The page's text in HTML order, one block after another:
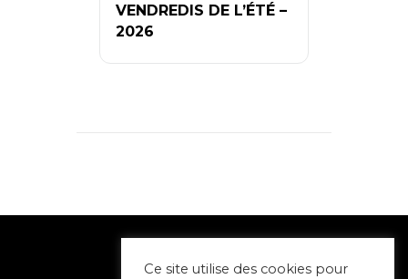
VENDREDIS DE L’ÉTÉ –
2026
Ce site utilise des cookies pour